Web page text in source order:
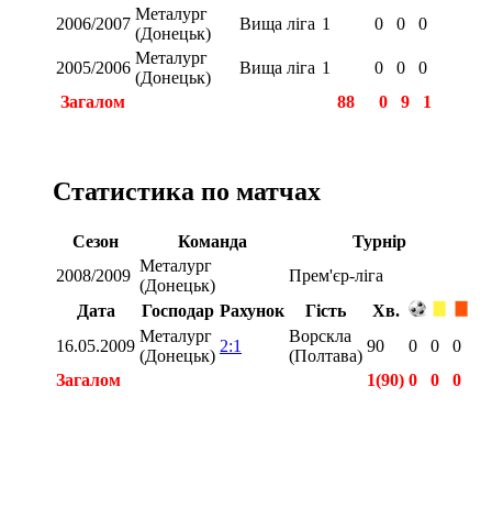
2006/2007
Металург
(Донецьк)
Вища ліга 1 0 0 0
2005/2006
Металург
(Донецьк)
Вища ліга 1 0 0
0
Загалом
88 0 9 1
Статистика по матчах
Сезон Команда
Турнір
2008/2009
Металург
(Донецьк)
Прем'єр-ліга
Дата
Господар Рахунок Гість
Хв.
16.05.2009
Металург
(Донецьк)
2:1
Ворскла
(Полтава)
90 0 0
0
Загалом
1(90) 0 0
0